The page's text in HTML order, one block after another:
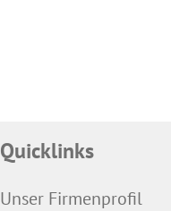
Quicklinks
Unser Firmenprofil